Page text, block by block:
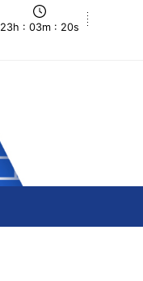
23h : 03m : 21s